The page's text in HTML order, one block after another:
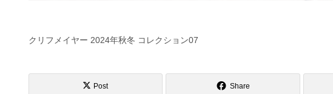
クリフメイヤー 2024年秋冬 コレクション07
Post Share